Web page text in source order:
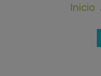
Inicio